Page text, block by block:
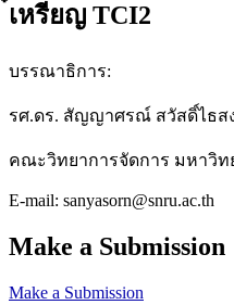
๋เหรียญ TCI2
บรรณาธิการ:
รศ.ดร. สัญญาศรณ์ สวัสดิ์ไธส
คณะวิทยาการจัดการ มหาวิ
E-mail: sanyasorn@snru.ac.th
Make a Submission
Make a Submission